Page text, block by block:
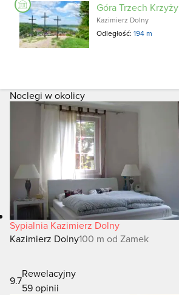
Góra Trzech Krzyży
Kazimierz Dolny
Odległość:194 m
Noclegi w okolicy
Sypialnia Kazimierz Dolny
Kazimierz Dolny100 m od Zamek
9.7
Rewelacyjny
59 opinii